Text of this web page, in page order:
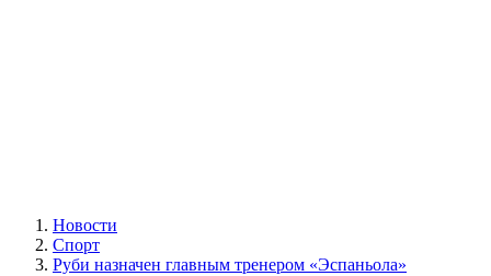
Новости
Спорт
Руби назначен главным тренером «Эспаньола»